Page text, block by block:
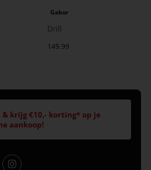
Gabor
Drill
149.99
krijg €10,- korting* op je
aankoop!